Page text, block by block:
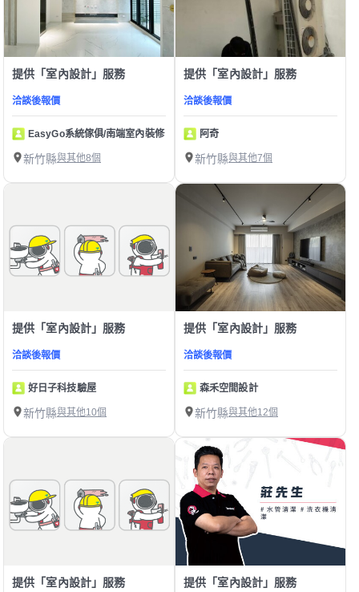
提供「室內設計」服務
洽談後報價
EasyGo系統傢俱/南端室內裝修
新竹縣與其他8個
提供「室內設計」服務
洽談後報價
阿奇
新竹縣與其他7個
提供「室內設計」服務
洽談後報價
好日子科技驗屋
新竹縣與其他10個
提供「室內設計」服務
洽談後報價
森禾空間設計
新竹縣與其他12個
提供「室內設計」服務 提供「室內設計」服務